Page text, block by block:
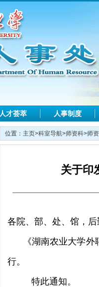
人才荟萃 人事制度
位置： 主页>科室导航>师资科>师
关于印
各院、部、处、馆，
《湖南农业大学外
行。
特此通知。